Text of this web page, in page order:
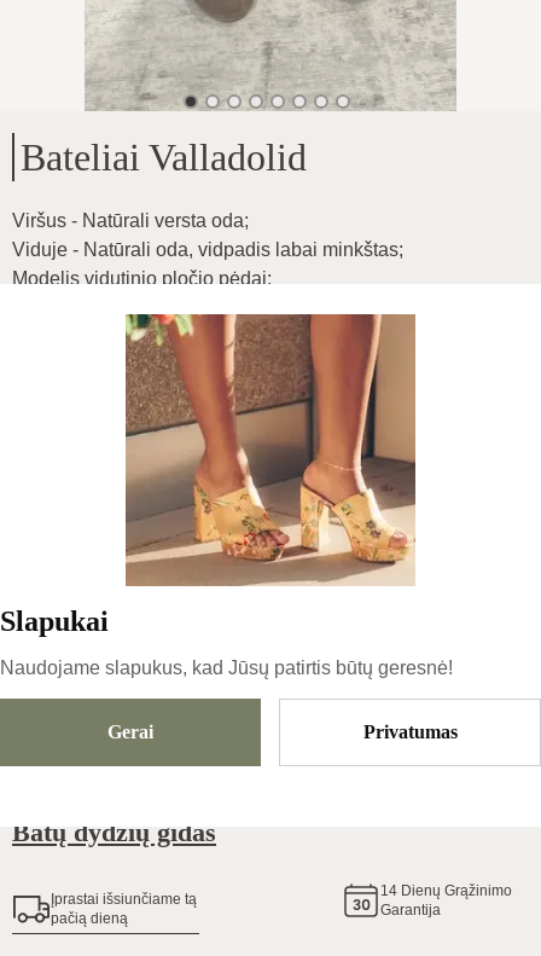
Slapukai
Naudojame slapukus, kad Jūsų patirtis būtų geresnė!
Gerai Privatumas
Bateliai Valladolid
Viršus - Natūrali versta oda;
Viduje - Natūrali oda, vidpadis labai minkštas;
Modelis vidutinio pločio pėdai;
0jncib97mrPc4j32MW0G
€
Pridėti Į Krepšelį
Batų dydžių gidas
Įprastai išsiunčiame tą
pačią dieną
14 Dienų Grąžinimo
Garantija